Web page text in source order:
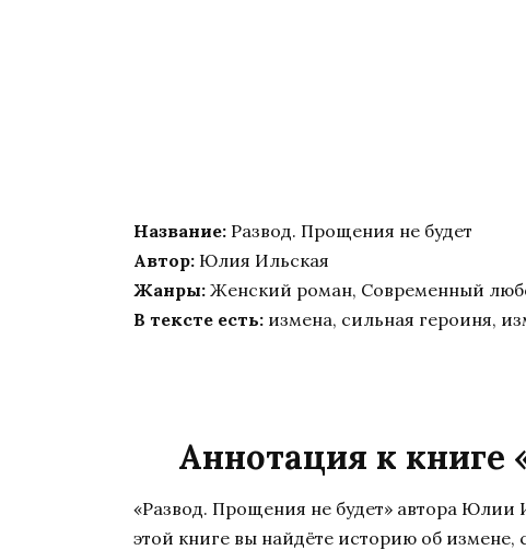
Название: Развод. Прощения не будет
Автор: Юлия Ильская
Жанры: Женский роман, Современный
В тексте есть: измена, сильная героиня,
Аннотация к
«Развод. Прощения не будет» автора
этой книге вы найдёте историю об измене,